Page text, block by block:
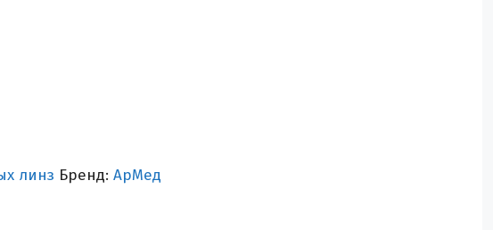
линз Бренд: АрМед